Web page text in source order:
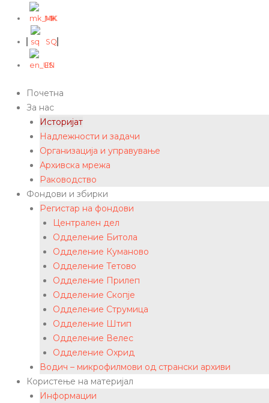
MK
SQ
EN
Почетна
За нас
Историјат
Надлежности и задачи
Организација и управување
Архивска мрежа
Раководство
Фондови и збирки
Регистар на фондови
Централен дел
Одделение Битола
Одделение Куманово
Одделение Тетово
Одделение Прилеп
Одделение Скопје
Одделение Струмица
Одделение Штип
Одделение Велес
Одделение Охрид
Водич – микрофилмови од странски архиви
Користење на материјал
Информации